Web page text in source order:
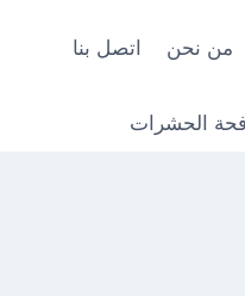
من نحن اتصل بنا
الحشرات